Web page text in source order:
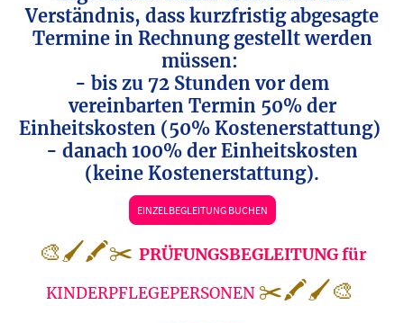
Verständnis, dass kurzfristig abgesagte
Termine in Rechnung gestellt werden
müssen:
- bis zu 72 Stunden vor dem
vereinbarten Termin 50% der
Einheitskosten (50% Kostenerstattung)
- danach 100% der Einheitskosten
(keine Kostenerstattung).
EINZELBEGLEITUNG BUCHEN
🎨🖌🖍✂️ PRÜFUNGSBEGLEITUNG für
KINDERPFLEGEPERSONEN ✂️🖍🖌🎨